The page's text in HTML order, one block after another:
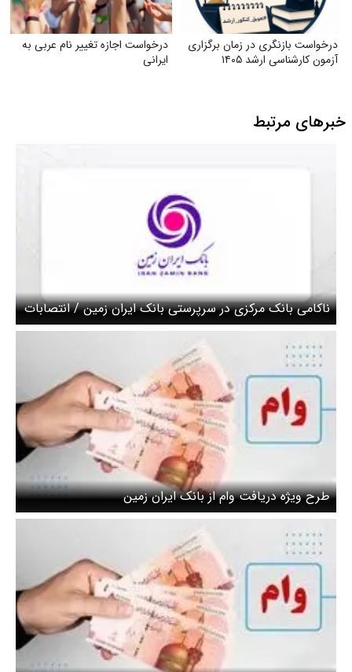
درخواست بازنگری در زمان برگزاری
آزمون کارشناسی ارشد ۱۴۰۵
درخواست اجازه تغییر نام عربی به
ایرانی
خبرهای مرتبط
ناکامی بانک مرکزی در سرپرستی بانک ایران زمین / انتصابات
رفاقتی در شرکتها به جای کاهش زیان
طرح ویژه دریافت وام از بانک ایران زمین